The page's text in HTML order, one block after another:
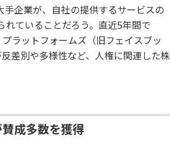
企業が、自社の提供するサービスの
ていることだろう。直近5年間で
ラットフォームズ（旧フェイスブッ
差別や多様性など、人権に関連した株
成多数を獲得